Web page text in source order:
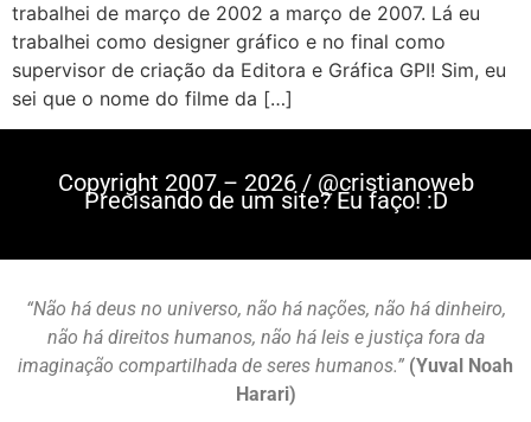
trabalhei de março de 2002 a março de 2007. Lá eu
trabalhei como designer gráfico e no final como
supervisor de criação da Editora e Gráfica GPI! Sim, eu
sei que o nome do filme da […]
Copyright 2007 – 2026 / @cristianoweb
Precisando de um site? Eu faço! :D
“Não há deus no universo, não há nações, não há dinheiro,
não há direitos humanos, não há leis e justiça fora da
imaginação compartilhada de seres humanos.” (Yuval Noah
Harari)